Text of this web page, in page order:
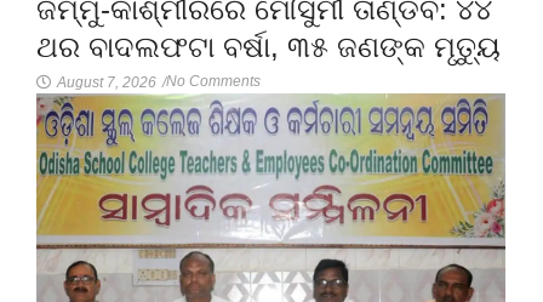
ଜମ୍ମୁ-କାଶ୍ମୀରରେ ମୌସୁମୀ ତାଣ୍ଡବ: ୪୪
ଥର ବାଦଲଫଟା ବର୍ଷା, ୩୫ ଜଣଙ୍କ ମୃତ୍ୟୁ
August 7, 2026 /No Comments